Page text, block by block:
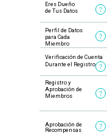
Eres Dueño
de Tus Datos
Perfil de Datos
para Cada
Miembro
Verificación de Cuenta
Durante el Registro
Registro y
Aprobación de
Miembros
Aprobación de
Recompensas